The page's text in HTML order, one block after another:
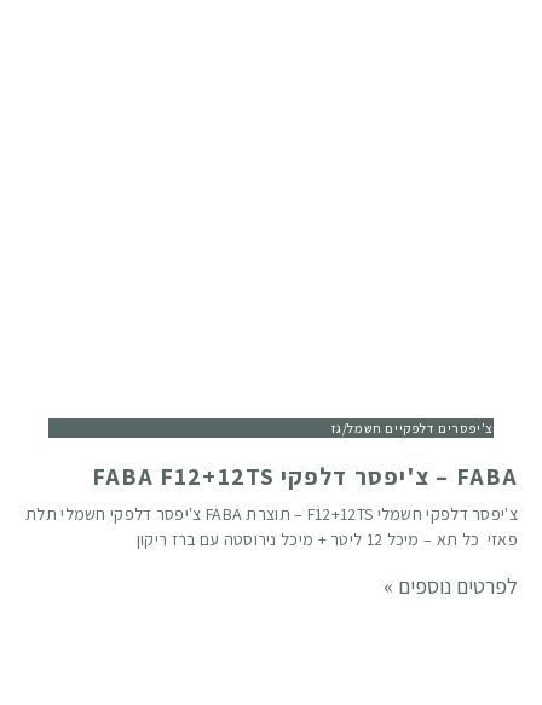
צ'יפסרים דלפקיים חשמל/גז
FABA – צ'יפסר דלפקי FABA F12+12TS
צ'יפסר דלפקי חשמלי F12+12TS – תוצרת FABA צ'יפסר דלפקי חשמלי תלת
פאזי כל תא – מיכל 12 ליטר + מיכל נירוסטה עם ברז ריקון
לפרטים נוספים »